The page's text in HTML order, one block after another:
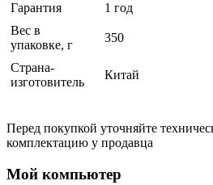
Гарантия
1 год
Вес в
упаковке, г
350
Страна-
изготовитель
Китай
Перед покупкой уточняйте
комплектацию у продавца
Мой компьютер